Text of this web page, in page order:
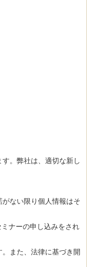
。弊社は、適切な新し
ない限り個人情報はそ
ナーの申し込みをされ
また、法律に基づき開